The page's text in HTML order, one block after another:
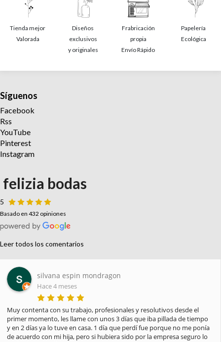
Tienda mejor
Valorada
Diseños
exclusivos
y originales
Frabricación
propia
Envío Rápido
Papelería
Ecológica
Síguenos
Facebook
Rss
YouTube
Pinterest
Instagram
felizia bodas
5
Basado en 432 opiniones
Leer todos los comentarios
desde el
pillada de tiempo
no me ponía
seguro lo
Paula Pellicer
He recibido hoy mi pedido y estoy encantada.
profesionalidad, amabilidad y el saber hacer.
encantadores y muy atentos, la presentación
impecable y muy bonita, verdaderamente es